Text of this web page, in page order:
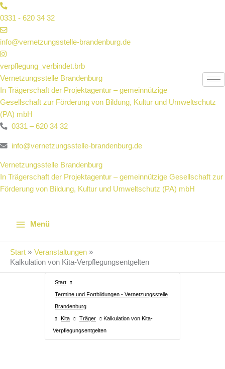
Zum
Inhalt
springen
0331 - 620 34 32
info@vernetzungsstelle-brandenburg.de
verpflegung_verbindet.brb
Vernetzungsstelle Brandenburg
In Trägerschaft der Projektagentur – gemeinnützige
Gesellschaft zur Förderung von Bildung, Kultur und Umweltschutz
(PA) mbH
0331 – 620 34 32
info@vernetzungsstelle-brandenburg.de
Vernetzungsstelle Brandenburg
In Trägerschaft der Projektagentur – gemeinnützige Gesellschaft zur
Förderung von Bildung, Kultur und Umweltschutz (PA) mbH
Menü
Start
Veranstaltungen
Kalkulation von Kita-Verpflegungsentgelten
Start
Termine und Fortbildungen - Vernetzungsstelle
Brandenburg
Kita
Träger
Kalkulation von Kita-
Verpflegungsentgelten